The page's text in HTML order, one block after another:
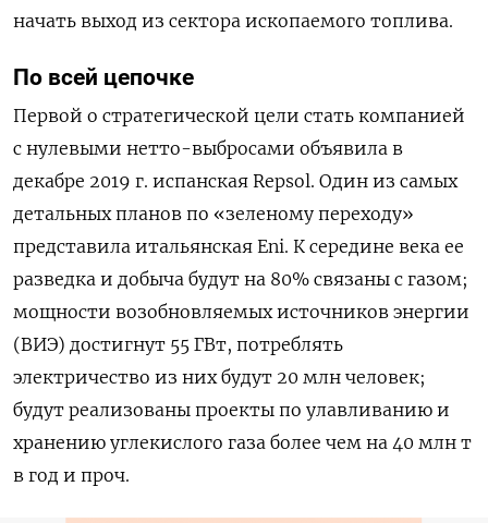
начать выход из сектора ископаемого топлива.
По всей цепочке
Первой о стратегической цели стать компанией
с нулевыми нетто-выбросами объявила в
декабре 2019 г. испанская Repsol. Один из самых
детальных планов по «зеленому переходу»
представила итальянская Eni. К середине века ее
разведка и добыча будут на 80% связаны с газом;
мощности возобновляемых источников энергии
(ВИЭ) достигнут 55 ГВт, потреблять
электричество из них будут 20 млн человек;
будут реализованы проекты по улавливанию и
хранению углекислого газа более чем на 40 млн т
в год и проч.